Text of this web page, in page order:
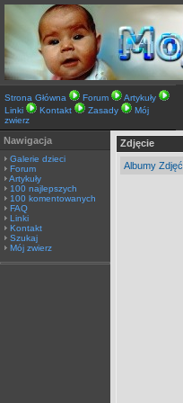
Strona Główna Forum
Artykuły
Linki
Kontakt Zasady
Mój
zwierz
Nawigacja
Galerie dzieci
Forum
Artykuły
100 najlepszych
100 komentowanych
FAQ
Linki
Kontakt
Szukaj
Mój zwierz
Zdjęcie
Albumy Zdjęć